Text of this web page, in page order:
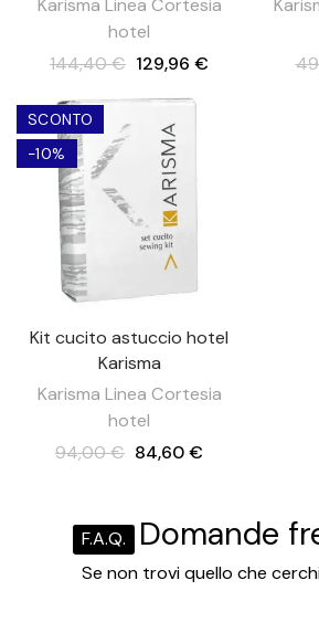
Karisma Linea Cortesia
hotel
144,40 € 129,96 €
SCONTO
-10%
Kit cucito astuccio hotel
Karisma
Karisma Linea Cortesia
hotel
94,00 € 84,60 €
F.A.Q. Domande
Se non trovi quello che